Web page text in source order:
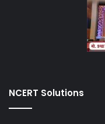
NCERT Solutions